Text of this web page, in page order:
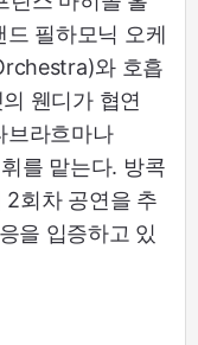
필하모닉 오케
와 호흡
웬디가 협연
브라흐마나
를 맡는다. 방콕
2회차 공연을 추
을 입증하고 있